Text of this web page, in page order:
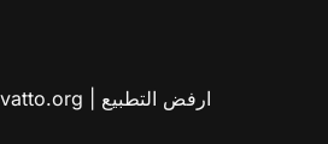
© 2026 marovatto.org | ارفض التطبيع